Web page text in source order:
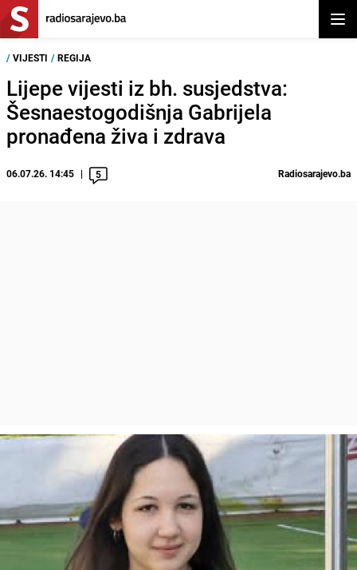
/ VIJESTI / REGIJA
Lijepe vijesti iz bh. susjedstva:
Šesnaestogodišnja Gabrijela
pronađena živa i zdrava
06.07.26. 14:45 5 Radiosarajevo.ba